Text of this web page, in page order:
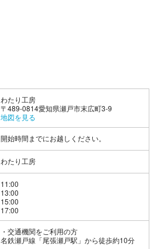
わたり工房
〒489-0814愛知県瀬戸市末広町3-9
地図を見る
開始時間までにお越しください。
わたり工房
11:00
13:00
15:00
17:00
交通機関をご利用の方
名鉄瀬戸線「尾張瀬戸駅」から徒歩約10分